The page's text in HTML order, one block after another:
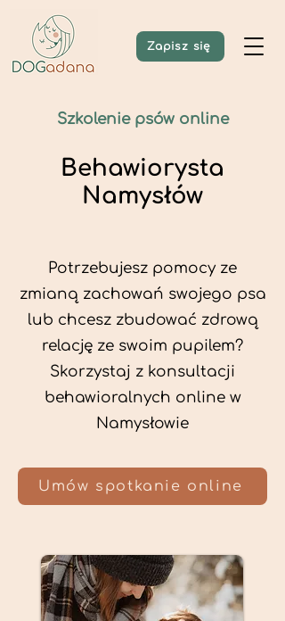
Zapisz się
Szkolenie psów online
Behawiorysta
Namysłów
Potrzebujesz pomocy ze
zmianą zachowań swojego psa
lub chcesz zbudować zdrową
relację ze swoim pupilem?
Skorzystaj z konsultacji
behawioralnych online w
Namysłowie
Umów spotkanie online